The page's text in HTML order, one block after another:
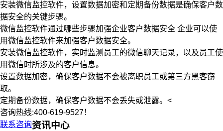
安装微信监控软件，设置数据加密和定期备份数据是确保客户数
据安全的关键步骤。
微信监控软件通过哪些步骤加强企业客户数据安全 企业可以使
用微信监控软件来加强客户数据安全。
安装微信监控软件，实时监测员工的微信聊天记录，以及员工使
用微信时所涉及的客户信息。
设置数据加密，确保客户数据不会被离职员工或第三方黑客窃
取。
定期备份数据，确保客户数据不会丢失或泄露。<
咨询热线:400-619-9527！
联系咨询资讯中心